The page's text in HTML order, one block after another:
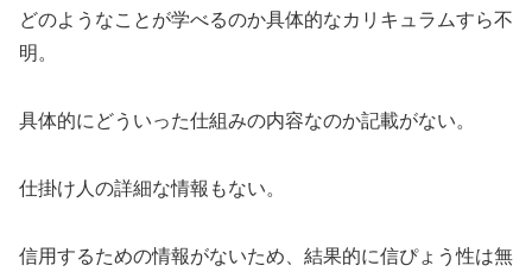
どのようなことが学べるのか具体的なカリキュラムすら不
明。
具体的にどういった仕組みの内容なのか記載がない。
仕掛け人の詳細な情報もない。
信用するための情報がないため、結果的に信ぴょう性は無